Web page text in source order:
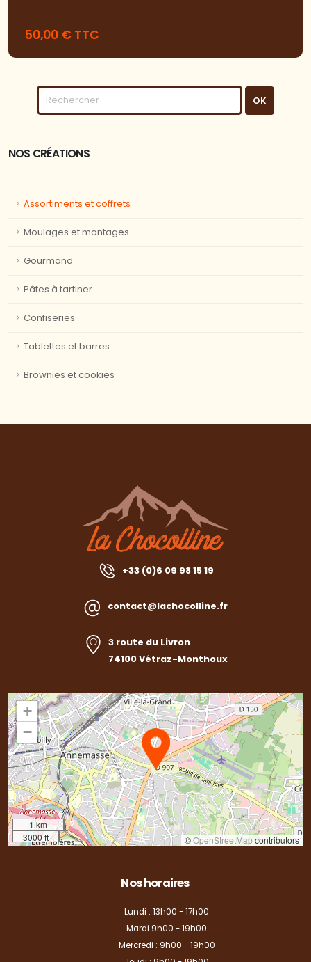
50,00 € TTC
NOS CRÉATIONS
Assortiments et coffrets
Moulages et montages
Gourmand
Pâtes à tartiner
Confiseries
Tablettes et barres
Brownies et cookies
+33 (0)6 09 98 15 19
contact@lachocolline.fr
3 route du Livron
74100 Vétraz-Monthoux
+
−
1 km
3000 ft
©OpenStreetMapcontributors
Nos horaires
Lundi : 13h00 - 17h00
Mardi 9h00 - 19h00
Mercredi : 9h00 - 19h00